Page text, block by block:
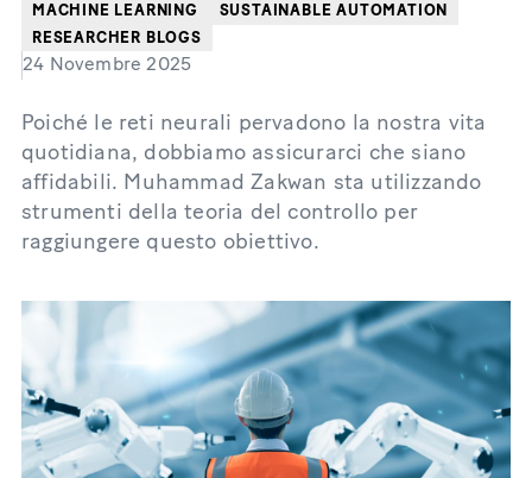
MACHINE LEARNING
SUSTAINABLE AUTOMATION
RESEARCHER BLOGS
24 Novembre 2025
Poiché le reti neurali pervadono la nostra vita
quotidiana, dobbiamo assicurarci che siano
affidabili. Muhammad Zakwan sta utilizzando
strumenti della teoria del controllo per
raggiungere questo obiettivo.